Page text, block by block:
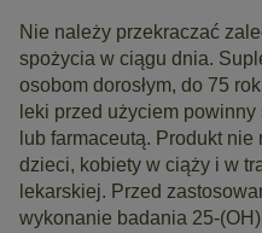
Nie należy przekraczać
spożycia w ciągu dnia.
osobom dorosłym, do 75
leki przed użyciem
lub farmaceutą. Produkt
dzieci, kobiety w ciąży i w
lekarskiej. Przed
wykonanie badania 25-